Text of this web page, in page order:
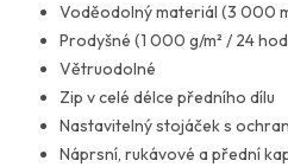
Voděodolný materiál (3 000
Prodyšné (1 000 g/m² / 24
Větruodolné
Zip v celé délce předního dílu
Nastavitelný stojáček s
Náprsní, rukávové a přední